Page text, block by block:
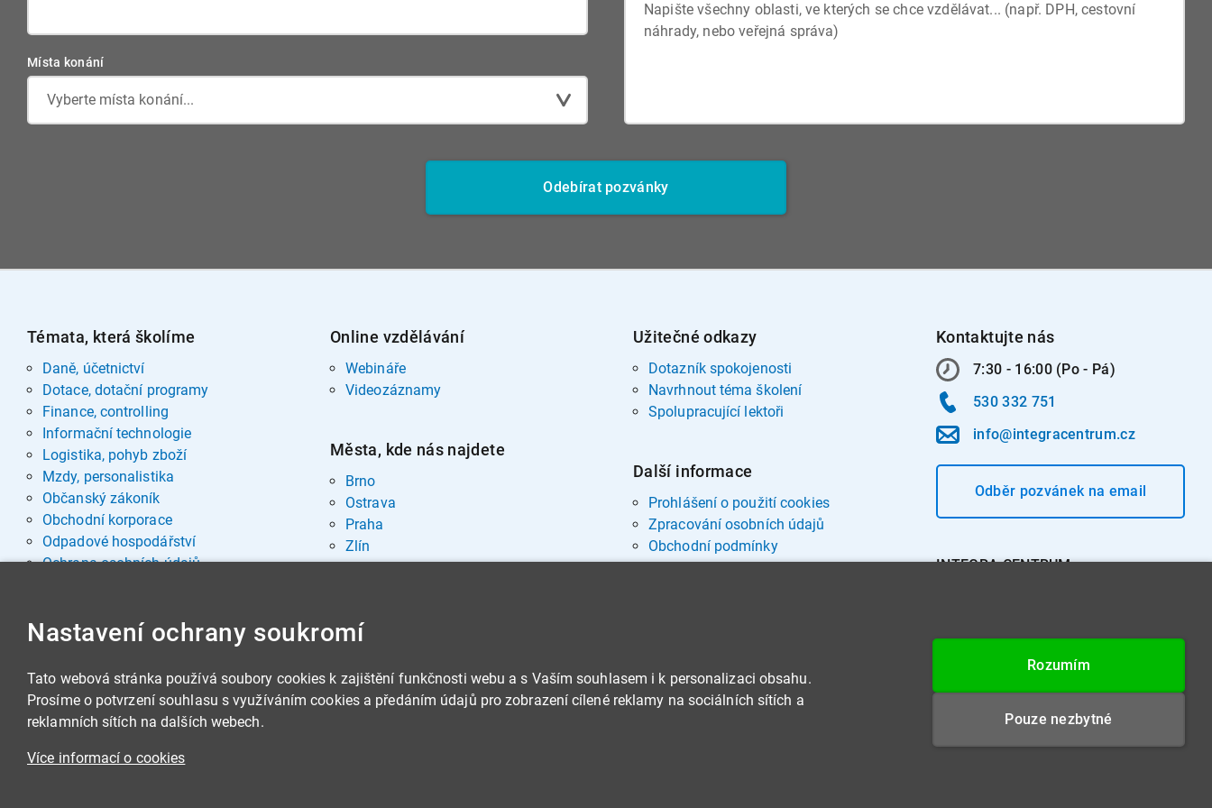
Místa konání
Vyberte místa konání...
Odebírat pozvánky
Témata, která školíme
Daně, účetnictví
Dotace, dotační programy
Finance, controlling
Informační technologie
Logistika, pohyb zboží
Mzdy, personalistika
Občanský zákoník
Obchodní korporace
Odpadové hospodářství
Ochrana osobních údajů
Sociální oblast
Stavby, nemovitosti
Veřejná správa
Veřejné zakázky
Životní prostředí
Online vzdělávání
Webináře
Videozáznamy
Města, kde nás najdete
Brno
Ostrava
Praha
Zlín
Užitečné odkazy
Dotazník spokojenosti
Navrhnout téma školení
Spolupracující lektoři
Další informace
Prohlášení o použití cookies
Zpracování osobních údajů
Obchodní podmínky
Kontaktujte nás
7:30 - 16:00 (Po - Pá)
530 332 751
info@integracentrum.cz
Odběr pozvánekna email
INTEGRA CENTRUM s.r.o.
IČ: 26234203
DIČ: CZ26234203
Nastavení ochrany soukromí
Tato webová stránka používá soubory cookies k zajištění funkčnosti webu a s Vaším souhlasem i k personalizaci obsahu.
Prosíme o potvrzení souhlasu s využíváním cookies a předáním údajů pro zobrazení cílené reklamy na sociálních sítích a
reklamních sítích na dalších webech.
Více informací o cookies
Rozumím
Pouze nezbytné